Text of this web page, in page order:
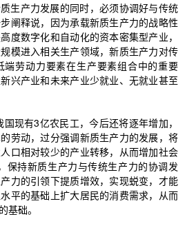
生产力发展的同时，必须协调好与传统
阐释说，因为承载新质生产力的战略性
度数字化和自动化的资本密集型产业，
模进入相关生产领域，新质生产力对传
劳动力要素在生产要素组合中的重要
兴产业和未来产业少就业、无就业甚至
现有3亿农民工，今后还将逐年增加，
劳动，过分强调新质生产力的发展，将
口相对较少的产业转移，从而增加社会
保持新质生产力与传统生产力的协调发
力的引领下提质增效，实现蜕变，才能
平的基础上扩大居民的消费需求，从而
基础。